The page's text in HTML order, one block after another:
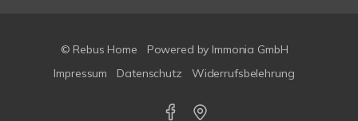
© Rebus Home
Powered by Immonia GmbH
Impressum
Datenschutz Widerrufsbelehrung